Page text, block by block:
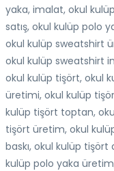
yaka, imalat, okul
satış, okul kulüp polo
okul kulüp sweatshirt
okul kulüp sweatshirt
okul kulüp tişört, okul
üretimi, okul kulüp
kulüp tişört toptan,
tişört üretim, okul
baskı, okul kulüp tişört
kulüp polo yaka